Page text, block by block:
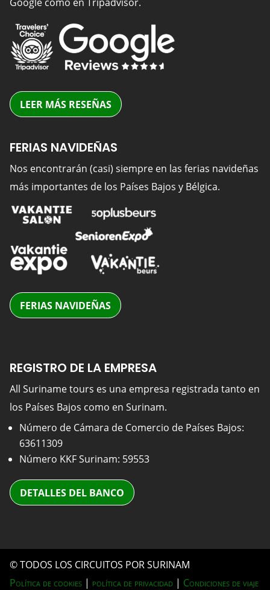
LEER MÁS RESEÑAS
FERIAS NAVIDEÑAS
Nos encontrarán (casi) siempre en las ferias navideñas
más importantes de los Países Bajos y Bélgica.
FERIAS NAVIDEÑAS
REGISTRO DE LA EMPRESA
All Suriname tours es una empresa registrada tanto en
los Países Bajos como en Surinam.
Número de Cámara de Comercio de Países Bajos:
63611309
Número KKF Surinam: 59553
DETALLES DEL BANCO
© TODOS LOS CIRCUITOS POR SURINAM
Política de cookies| política de privacidad| Condiciones de viaje